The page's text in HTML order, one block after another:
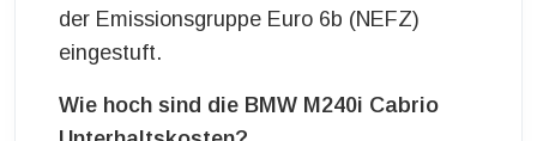
der Emissionsgruppe Euro 6b (NEFZ)
eingestuft.
Wie hoch sind die BMW M240i Cabrio